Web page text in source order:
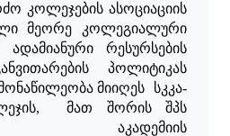
კოლეჯების ასოციაციის
მეორე
კოლეგიალური
ადამიანური
რესურსების
პოლიტიკას
მიიღეს
სკკა-
მათ შორის შპს
აკადემიის